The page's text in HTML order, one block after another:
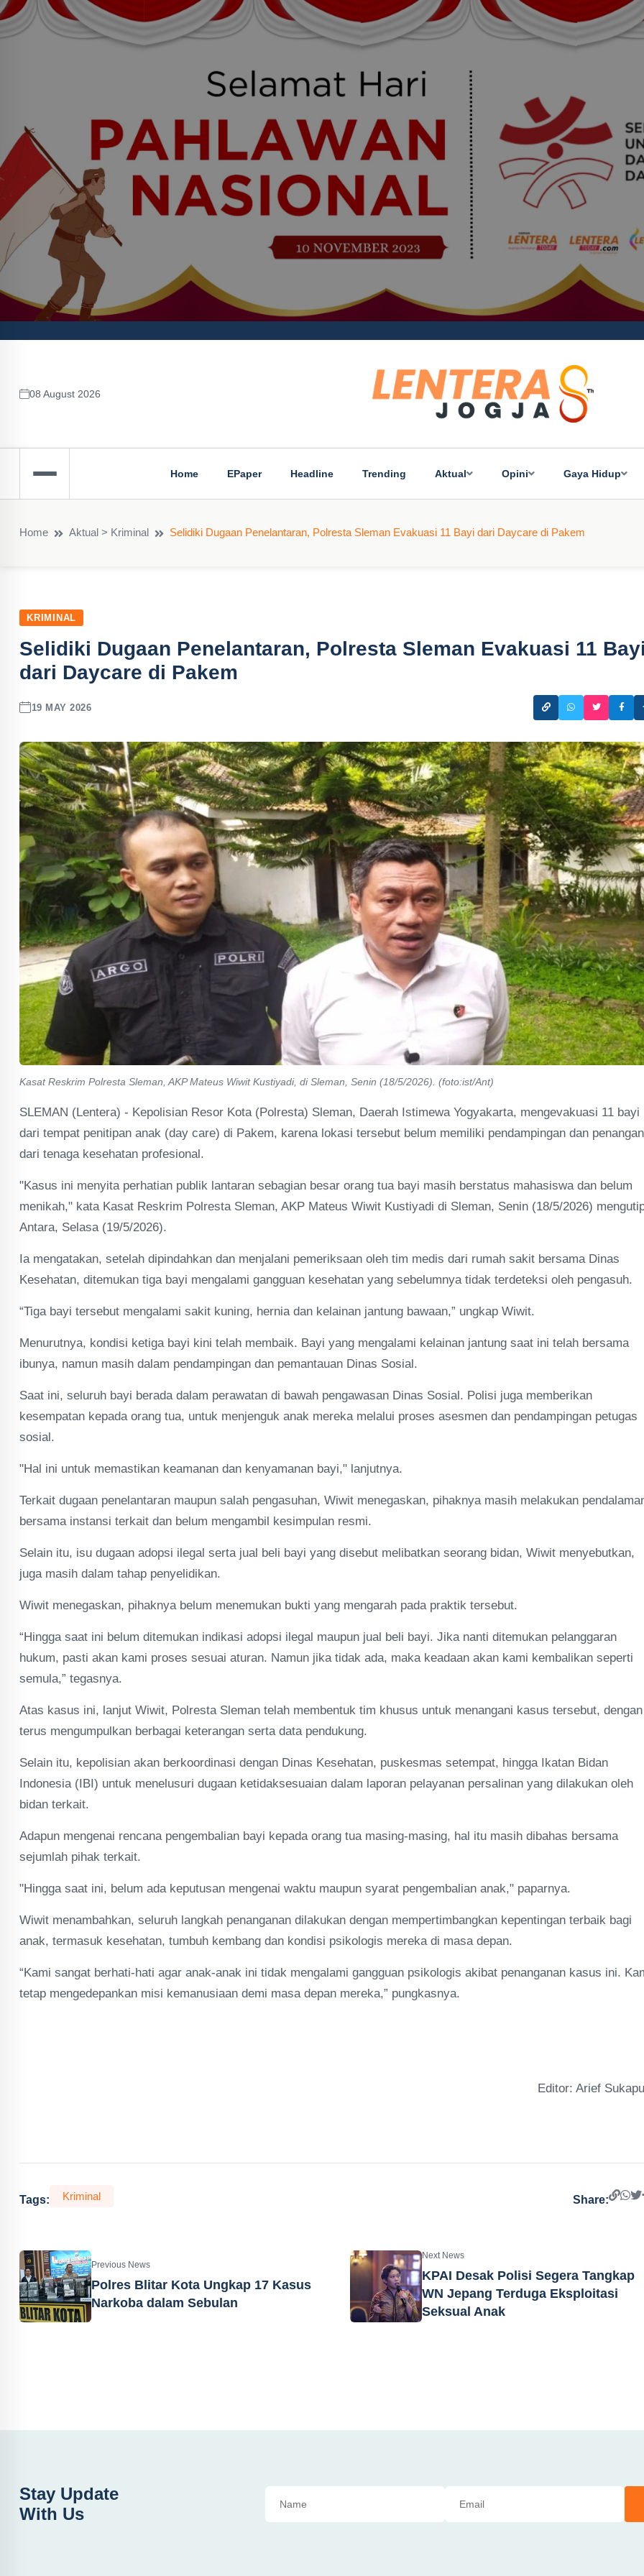
08 August 2026
Home EPaper Headline Trending Aktual Opini Gaya Hidup
Home Aktual > Kriminal Selidiki Dugaan Penelantaran, Polresta Sleman Evakuasi 11 Bayi dari Daycare di Pakem
KRIMINAL
Selidiki Dugaan Penelantaran, Polresta Sleman Evakuasi 11
dari Daycare di Pakem
19 MAY 2026
Kasat Reskrim Polresta Sleman, AKP Mateus Wiwit Kustiyadi, di Sleman, Senin (18/5/2026). (foto:ist/Ant)
SLEMAN (Lentera) - Kepolisian Resor Kota (Polresta) Sleman, Daerah Istimewa Yogyakarta, mengevakuasi 11 bayi
dari tempat penitipan anak (day care) di Pakem, karena lokasi tersebut belum memiliki pendampingan dan
dari tenaga kesehatan profesional.
"Kasus ini menyita perhatian publik lantaran sebagian besar orang tua bayi masih berstatus mahasiswa dan belum
menikah," kata Kasat Reskrim Polresta Sleman, AKP Mateus Wiwit Kustiyadi di Sleman, Senin (18/5/2026)
Antara, Selasa (19/5/2026).
Ia mengatakan, setelah dipindahkan dan menjalani pemeriksaan oleh tim medis dari rumah sakit bersama Dinas
Kesehatan, ditemukan tiga bayi mengalami gangguan kesehatan yang sebelumnya tidak terdeteksi oleh pengasuh.
“Tiga bayi tersebut mengalami sakit kuning, hernia dan kelainan jantung bawaan,” ungkap Wiwit.
Menurutnya, kondisi ketiga bayi kini telah membaik. Bayi yang mengalami kelainan jantung saat ini telah bersama
ibunya, namun masih dalam pendampingan dan pemantauan Dinas Sosial.
Saat ini, seluruh bayi berada dalam perawatan di bawah pengawasan Dinas Sosial. Polisi juga memberikan
kesempatan kepada orang tua, untuk menjenguk anak mereka melalui proses asesmen dan pendampingan petugas
sosial.
"Hal ini untuk memastikan keamanan dan kenyamanan bayi," lanjutnya.
Terkait dugaan penelantaran maupun salah pengasuhan, Wiwit menegaskan, pihaknya masih melakukan
bersama instansi terkait dan belum mengambil kesimpulan resmi.
Selain itu, isu dugaan adopsi ilegal serta jual beli bayi yang disebut melibatkan seorang bidan, Wiwit menyebutkan,
juga masih dalam tahap penyelidikan.
Wiwit menegaskan, pihaknya belum menemukan bukti yang mengarah pada praktik tersebut.
“Hingga saat ini belum ditemukan indikasi adopsi ilegal maupun jual beli bayi. Jika nanti ditemukan pelanggaran
hukum, pasti akan kami proses sesuai aturan. Namun jika tidak ada, maka keadaan akan kami kembalikan seperti
semula,” tegasnya.
Atas kasus ini, lanjut Wiwit, Polresta Sleman telah membentuk tim khusus untuk menangani kasus tersebut, dengan
terus mengumpulkan berbagai keterangan serta data pendukung.
Selain itu, kepolisian akan berkoordinasi dengan Dinas Kesehatan, puskesmas setempat, hingga Ikatan Bidan
Indonesia (IBI) untuk menelusuri dugaan ketidaksesuaian dalam laporan pelayanan persalinan yang dilakukan oleh
bidan terkait.
Adapun mengenai rencana pengembalian bayi kepada orang tua masing-masing, hal itu masih dibahas bersama
sejumlah pihak terkait.
"Hingga saat ini, belum ada keputusan mengenai waktu maupun syarat pengembalian anak," paparnya.
Wiwit menambahkan, seluruh langkah penanganan dilakukan dengan mempertimbangkan kepentingan terbaik bagi
anak, termasuk kesehatan, tumbuh kembang dan kondisi psikologis mereka di masa depan.
“Kami sangat berhati-hati agar anak-anak ini tidak mengalami gangguan psikologis akibat penanganan kasus ini.
tetap mengedepankan misi kemanusiaan demi masa depan mereka,” pungkasnya.
Editor: Arief
Tags: Kriminal Share:
Previous News
Polres Blitar Kota Ungkap 17 Kasus
Narkoba dalam Sebulan
Next News
KPAI Desak Polisi Segera Tangkap
WN Jepang Terduga Eksploitasi
Seksual Anak
Stay Update
With Us